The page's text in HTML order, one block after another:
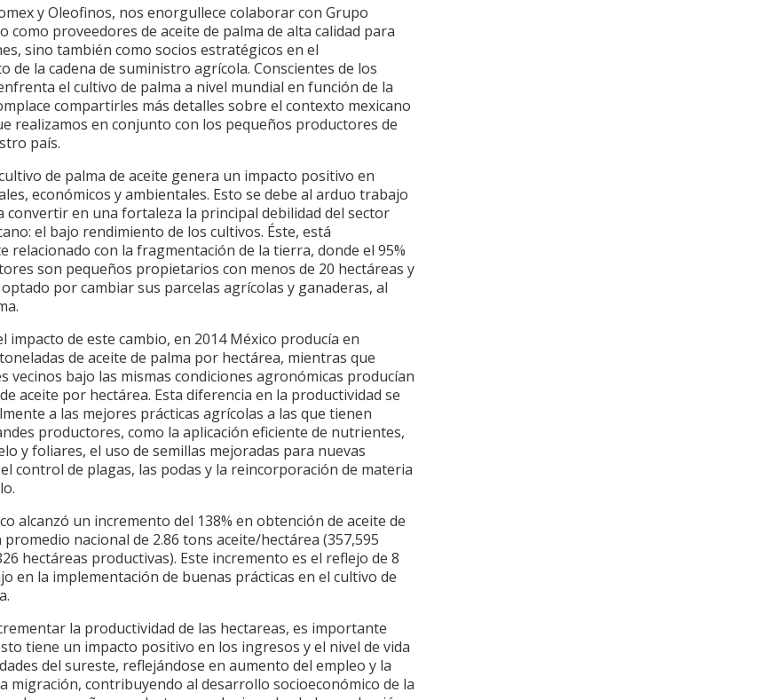
y Oleofinos, nos enorgullece colaborar con Grupo
como proveedores de aceite de palma de alta calidad para
sino también como socios estratégicos en el
de la cadena de suministro agrícola. Conscientes de los
el cultivo de palma a nivel mundial en función de la
compartirles más detalles sobre el contexto mexicano
realizamos en conjunto con los pequeños productores de
país.
de palma de aceite genera un impacto positivo en
económicos y ambientales. Esto se debe al arduo trabajo
convertir en una fortaleza la principal debilidad del sector
el bajo rendimiento de los cultivos. Éste, está
relacionado con la fragmentación de la tierra, donde el 95%
son pequeños propietarios con menos de 20 hectáreas y
por cambiar sus parcelas agrícolas y ganaderas, al
impacto de este cambio, en 2014 México producía en
de aceite de palma por hectárea, mientras que
vecinos bajo las mismas condiciones agronómicas producían
aceite por hectárea. Esta diferencia en la productividad se
a las mejores prácticas agrícolas a las que tienen
productores, como la aplicación eficiente de nutrientes,
y foliares, el uso de semillas mejoradas para nuevas
control de plagas, las podas y la reincorporación de materia
alcanzó un incremento del 138% en obtención de aceite de
promedio nacional de 2.86 tons aceite/hectárea (357,595
hectáreas productivas). Este incremento es el reflejo de 8
en la implementación de buenas prácticas en el cultivo de
la productividad de las hectareas, es importante
tiene un impacto positivo en los ingresos y el nivel de vida
del sureste, reflejándose en aumento del empleo y la
migración, contribuyendo al desarrollo socioeconómico de la